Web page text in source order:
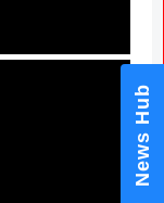
News Hub